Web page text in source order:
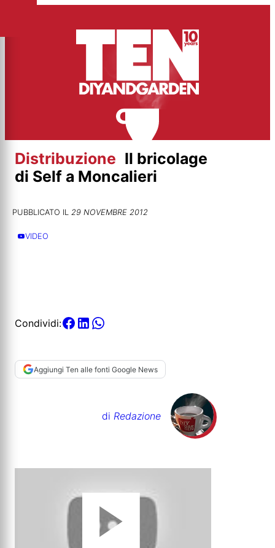
contenuto
Distribuzione Il bricolage
di Self a Moncalieri
PUBBLICATO IL 29 NOVEMBRE 2012
VIDEO
Condividi:
Aggiungi Ten alle fonti Google News
di Redazione